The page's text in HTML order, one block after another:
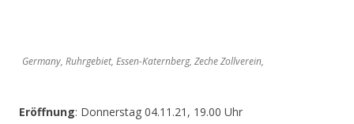
Germany, Ruhrgebiet, Essen-Katernberg, Zeche Zollverein,
Eröffnung: Donnerstag 04.11.21, 19.00 Uhr